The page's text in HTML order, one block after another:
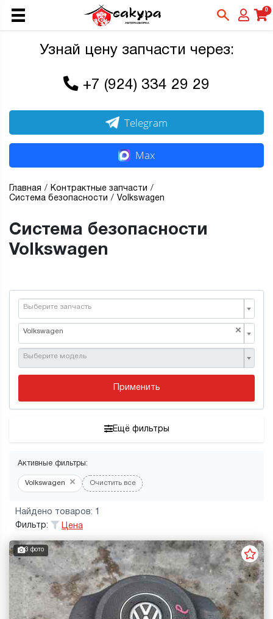
0
Узнай цену запчасти через:
+7 (924) 334 29 29
Telegram
Max
Главная
Контрактные запчасти
Система безопасности
Volkswagen
Система безопасности
Volkswagen
Выберите запчасть
×
Volkswagen
Выберите модель
Применить
Ещё фильтры
Активные фильтры:
Volkswagen × Очистить все
Найдено товаров: 1
Фильтр:
Цена
3 фото